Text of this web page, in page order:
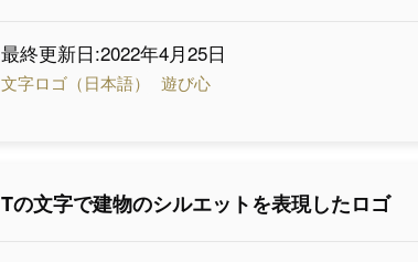
最終更新日:2022年4月25日
文字ロゴ（日本語） 遊び心
Tの文字で建物のシルエットを表現したロゴ